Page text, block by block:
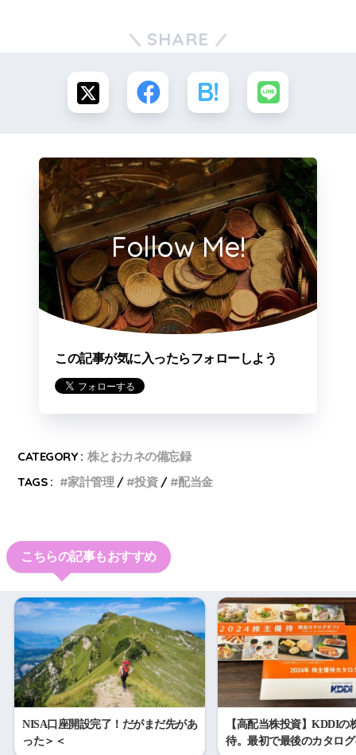
SHARE
Follow Me!
この記事が気に入ったらフォローしよう
CATEGORY : 株とおカネの備忘録
TAGS :
家計管理 投資 配当金
こちらの記事もおすすめ
NISA口座開設完了！だがまだ先があ
った＞＜
【高配当株投資】KDDIの
待。最初で最後のカタロ